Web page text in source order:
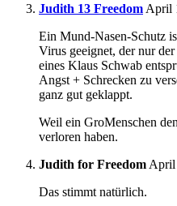
Judith 13 Freedom April
Ein Mund-Nasen-Schutz
Virus geeignet, der nur
eines Klaus Schwab
Angst + Schrecken zu
ganz gut geklappt.
Weil ein GroMenschen
verloren haben.
Judith for Freedom April
Das stimmt natürlich.